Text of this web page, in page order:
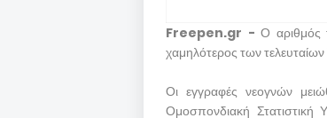
Freepen.gr - Ο αριθμός
χαμηλότερος των
Οι εγγραφές νεογνών
Ομοσπονδιακή Στατιστική